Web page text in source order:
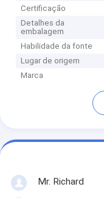
Certificação
Detalhes da
embalagem
Habilidade da fonte
Lugar de origem
Marca
Mr. Richard